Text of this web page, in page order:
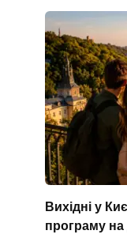
Вихідні у
програму на